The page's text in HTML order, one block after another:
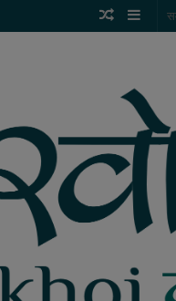
Random